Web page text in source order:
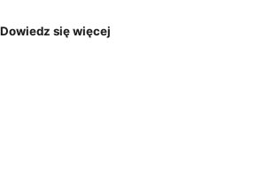
Dowiedz się więcej